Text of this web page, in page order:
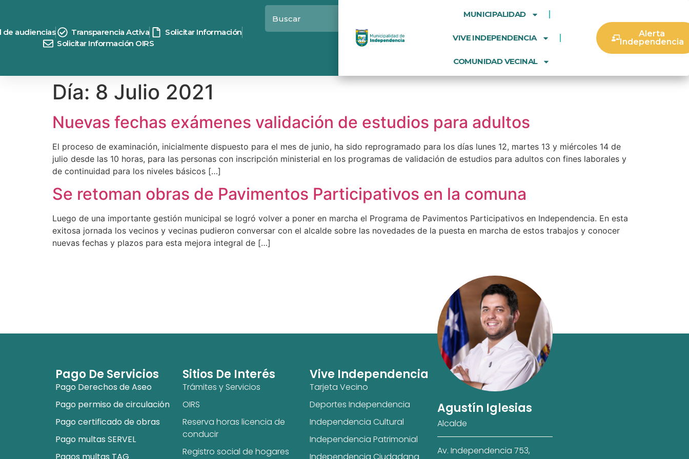
de audiencias Transparencia Activa
Solicitar Información
Solicitar Información OIRS
MUNICIPALIDAD
VIVE INDEPENDENCIA
COMUNIDAD VECINAL
Alerta
Independencia
Día: 8 Julio 2021
Nuevas fechas exámenes validación de estudios para adultos
El proceso de examinación, inicialmente dispuesto para el mes de junio, ha sido reprogramado para los días lunes 12, martes 13 y miércoles 14 de
julio desde las 10 horas, para las personas con inscripción ministerial en los programas de validación de estudios para adultos con fines laborales y
de continuidad para los niveles básicos […]
Se retoman obras de Pavimentos Participativos en la comuna
Luego de una importante gestión municipal se logró volver a poner en marcha el Programa de Pavimentos Participativos en Independencia. En esta
exitosa jornada los vecinos y vecinas pudieron conversar con el alcalde sobre las novedades de la puesta en marcha de estos trabajos y conocer
nuevas fechas y plazos para esta mejora integral de […]
Pago De Servicios
Pago Derechos de Aseo
Pago permiso de circulación
Pago certificado de obras
Pago multas SERVEL
Sitios De Interés
Trámites y Servicios
OIRS
Reserva horas licencia de
conducir
Registro social de hogares
Vive Independencia
Tarjeta Vecino
Deportes Independencia
Independencia Cultural
Independencia Patrimonial
Agustín Iglesias
Alcalde
Av. Independencia 753,